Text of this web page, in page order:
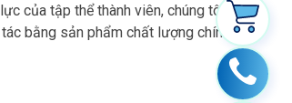
của tập thể thành viên, chúng tôi
bằng sản phẩm chất lượng chính